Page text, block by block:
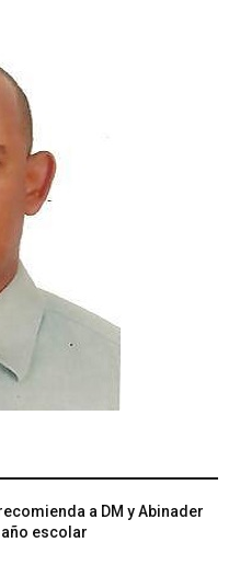
a DM y Abinader
escolar